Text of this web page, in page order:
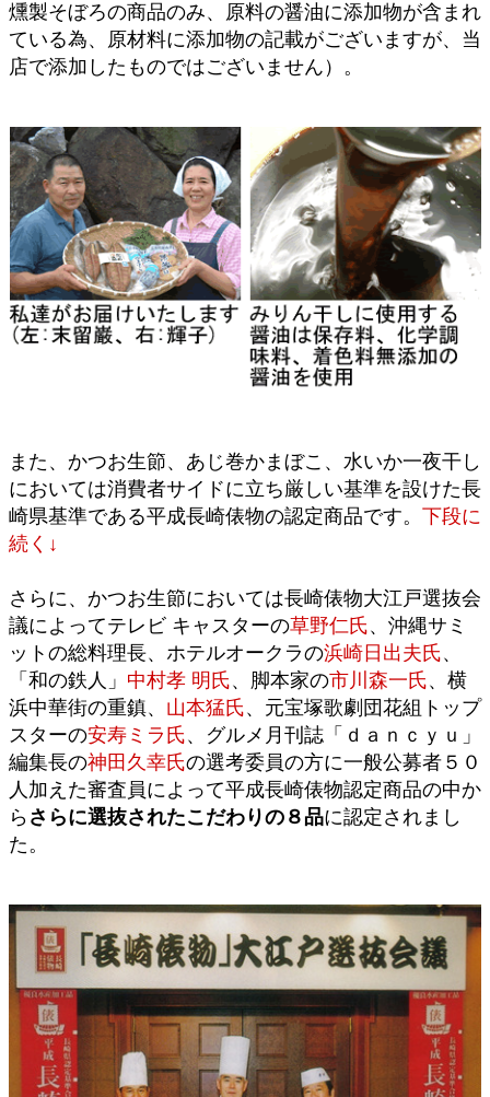
燻製そぼろの商品のみ、原料の醤油に添加物が含まれ
ている為、原材料に添加物の記載がございますが、当
店で添加したものではございません）。
また、かつお生節、あじ巻かまぼこ、水いか一夜干し
においては消費者サイドに立ち厳しい基準を設けた長
崎県基準である平成長崎俵物の認定商品です。 下段に
続く↓
さらに、かつお生節においては長崎俵物大江戸選抜会
議によってテレビ キャスターの草野仁氏、沖縄サミ
ットの総料理長、ホテルオークラの浜崎日出夫氏、
「和の鉄人」 中村孝 明氏、脚本家の市川森一氏、横
浜中華街の重鎮、 山本猛氏、元宝塚歌劇団花組トップ
スターの安寿ミラ氏、グルメ月刊誌「ｄａｎｃｙｕ」
編集長の神田久幸氏の選考委員の方に一般公募者５０
人加えた審査員によって平成長崎俵物認定商品の中か
ら さらに選抜されたこだわりの８品に認定されまし
た。